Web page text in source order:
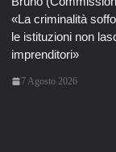
«La criminalità
le istituzioni non
imprenditori»
7 Agosto 2026